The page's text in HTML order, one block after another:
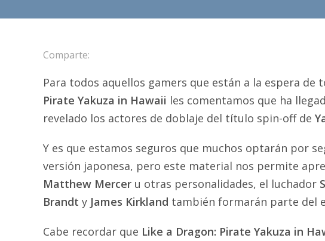
Comparte:
Para todos aquellos gamers que están a la espera de
Pirate Yakuza in Hawaii les comentamos que ha
revelado los actores de doblaje del título spin-off de
Y es que estamos seguros que muchos optarán por
versión japonesa, pero este material nos permite
Matthew Mercer u otras personalidades, el luchador
Brandt y James Kirkland también formarán parte del
Cabe recordar que Like a Dragon: Pirate Yakuza in